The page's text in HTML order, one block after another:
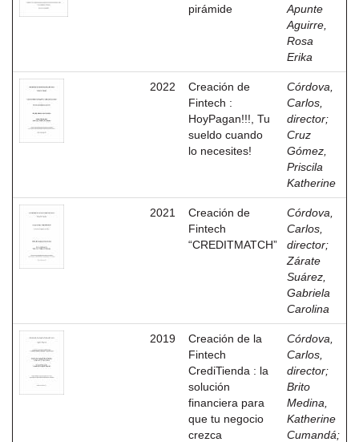
pirámide
Apunte
Aguirre,
Rosa
Erika
2022
Creación de
Fintech :
HoyPagan!!!, Tu
sueldo cuando
lo necesites!
Córdova,
Carlos,
director;
Cruz
Gómez,
Priscila
Katherine
2021
Creación de
Fintech
“CREDITMATCH”
Córdova,
Carlos,
director;
Zárate
Suárez,
Gabriela
Carolina
2019
Creación de la
Fintech
CrediTienda : la
solución
financiera para
que tu negocio
crezca
Córdova,
Carlos,
director;
Brito
Medina,
Katherine
Cumandá;